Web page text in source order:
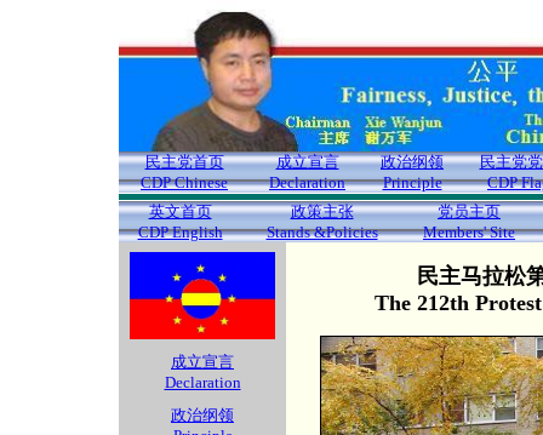
民主党首页
CDP Chinese
成立宣言
Declaration
政治纲领
Principle
民主党
CDP
英文首页
CDP English
政策主张
Stands &Policies
党员主页
Members' Site
成立宣言
Declaration
政治纲领
民主马拉松
The 212th